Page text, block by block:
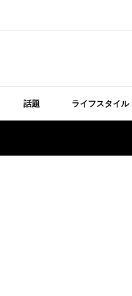
話題 ライフスタイル